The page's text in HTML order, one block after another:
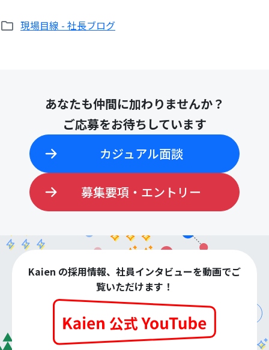
現場目線 - 社長ブログ
あなたも仲間に加わりませんか？
ご応募をお待ちしています
カジュアル面談
募集要項・エントリー
Kaien の採用情報、社員インタビューを動画でご
覧いただけます！